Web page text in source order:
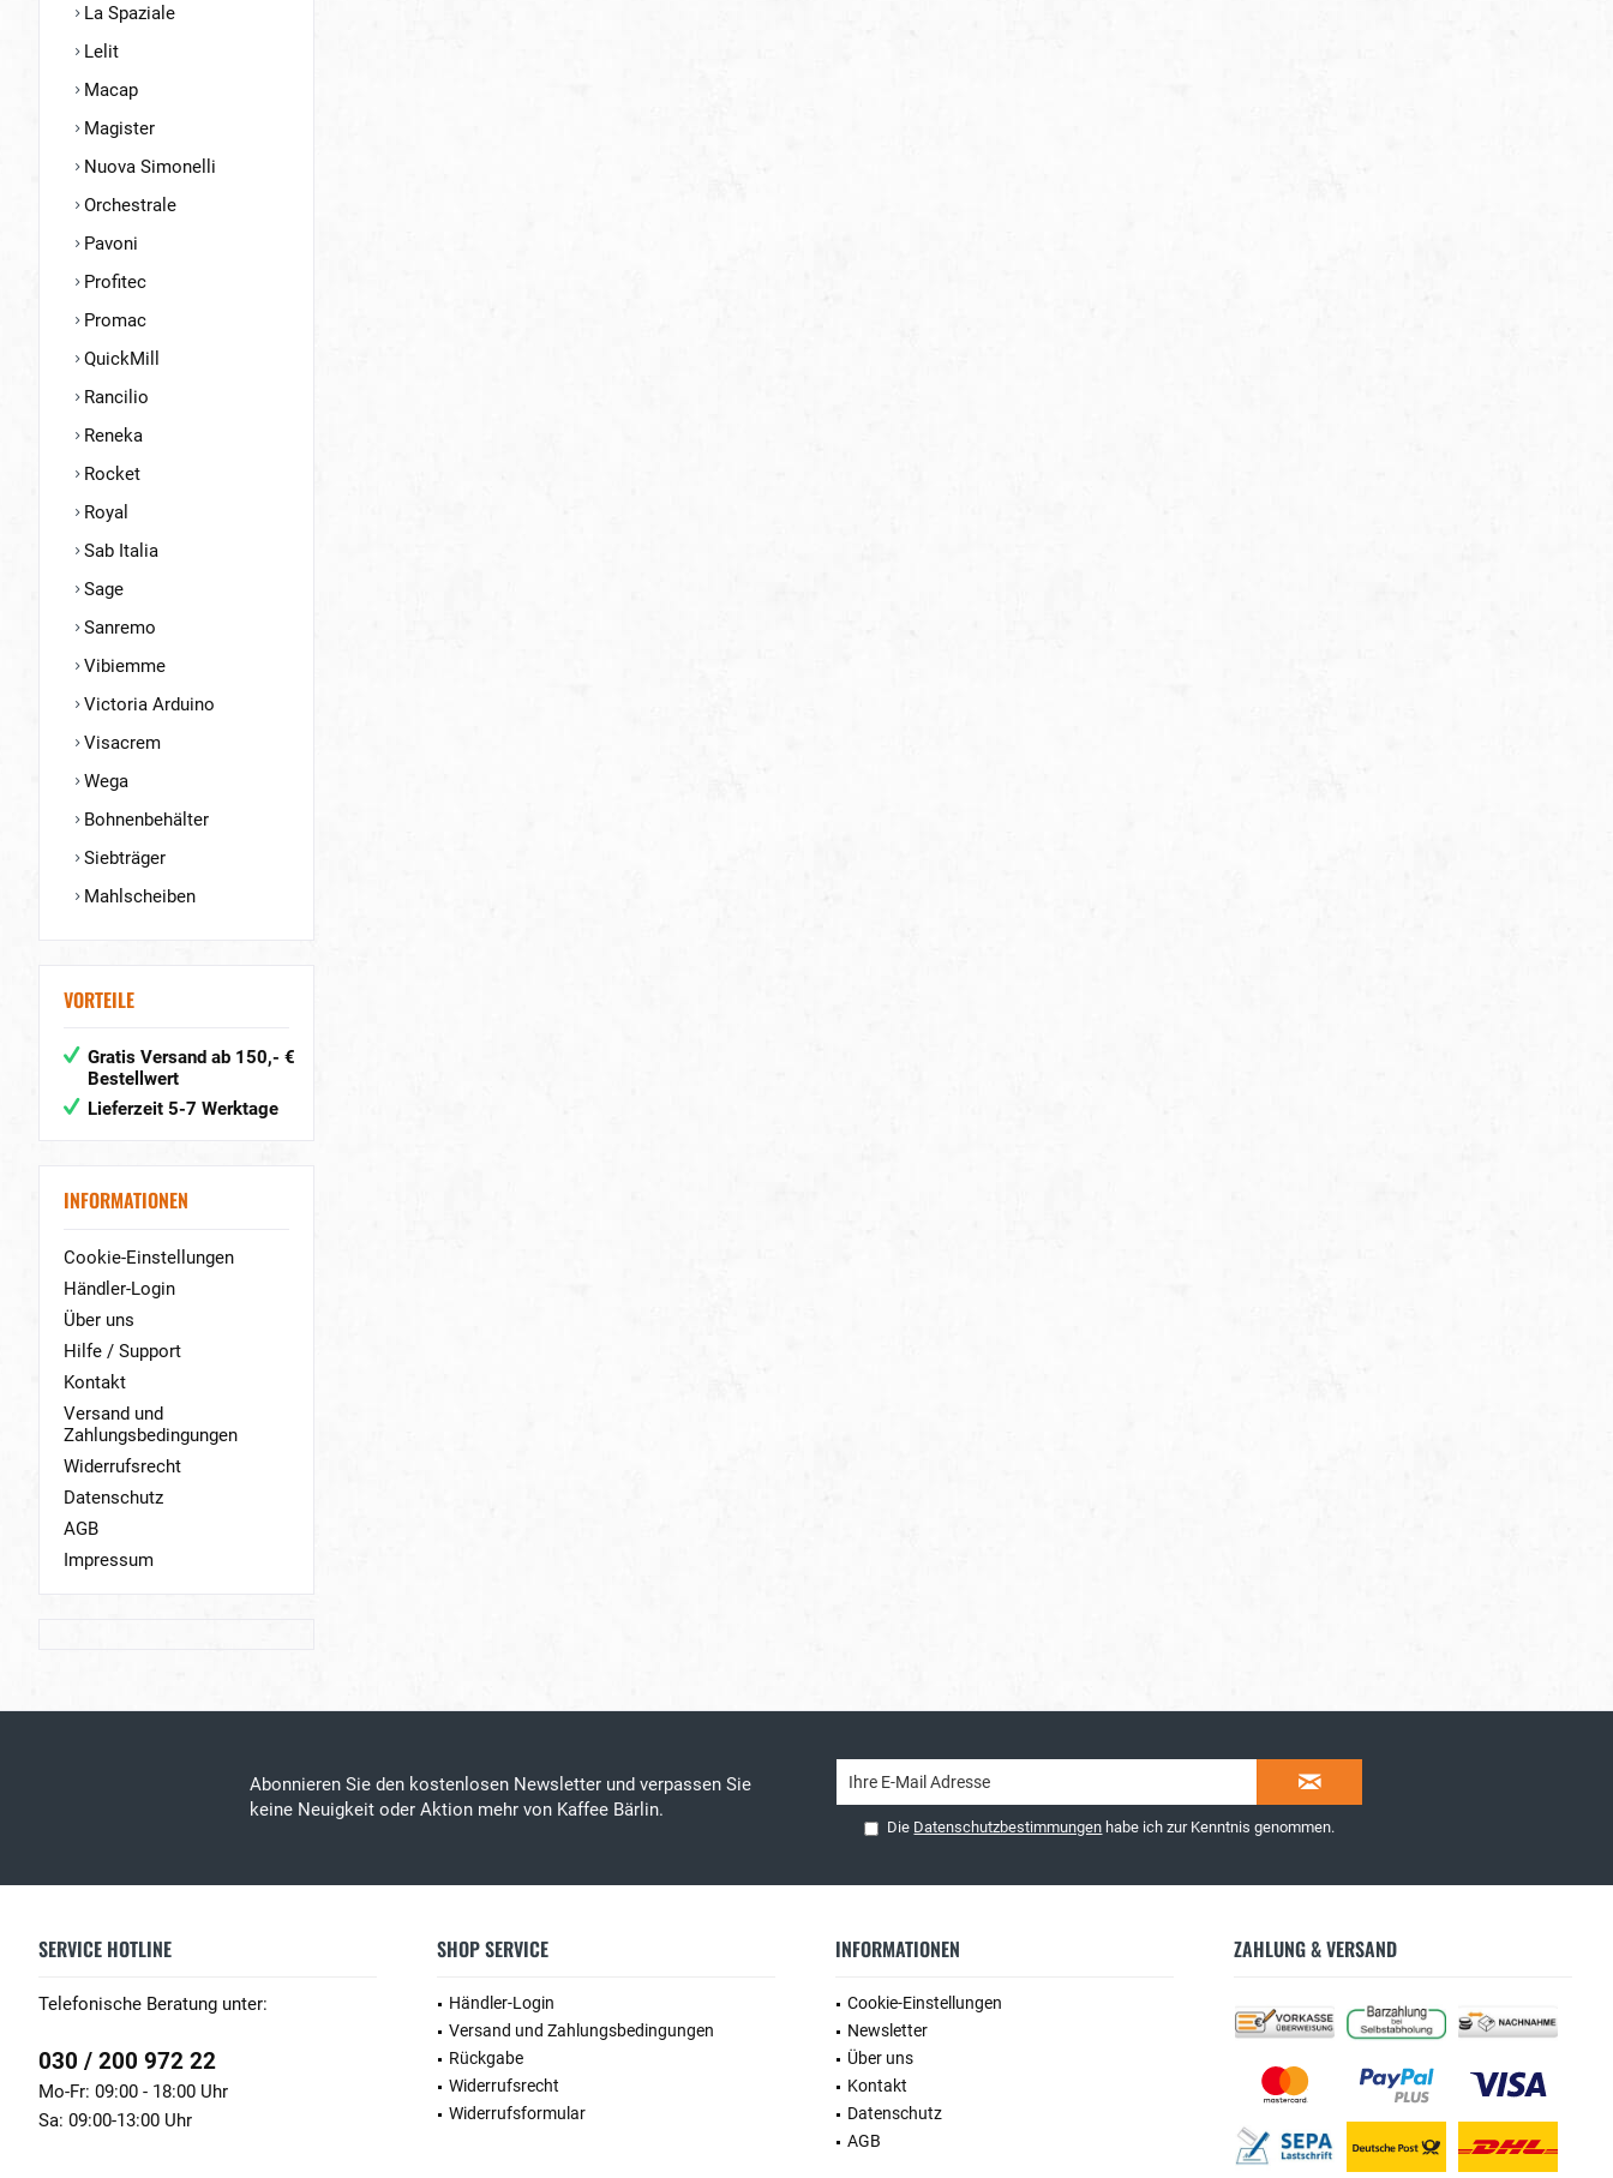
La Spaziale
Lelit
Macap
Magister
Nuova Simonelli
Orchestrale
Pavoni
Profitec
Promac
QuickMill
Rancilio
Reneka
Rocket
Royal
Sab Italia
Sage
Sanremo
Vibiemme
Victoria Arduino
Visacrem
Wega
Bohnenbehälter
Siebträger
Mahlscheiben
VORTEILE
Gratis Versand ab 150,- €
Bestellwert
Lieferzeit 5-7 Werktage
INFORMATIONEN
Cookie-Einstellungen
Händler-Login
Über uns
Hilfe / Support
Kontakt
Versand und
Zahlungsbedingungen
Widerrufsrecht
Datenschutz
AGB
Impressum
Abonnieren Sie den kostenlosen Newsletter und verpassen Sie
keine Neuigkeit oder Aktion mehr von Kaffee Bärlin.
Die Datenschutzbestimmungen habe ich zur Kenntnis genommen.
SERVICE HOTLINE
Telefonische Beratung unter:
030 / 200 972 22
Mo-Fr: 09:00 - 18:00 Uhr
Sa: 09:00-13:00 Uhr
SHOP SERVICE
Händler-Login
Versand und Zahlungsbedingungen
Rückgabe
Widerrufsrecht
Widerrufsformular
INFORMATIONEN
Cookie-Einstellungen
Newsletter
Über uns
Kontakt
Datenschutz
AGB
ZAHLUNG & VERSAND